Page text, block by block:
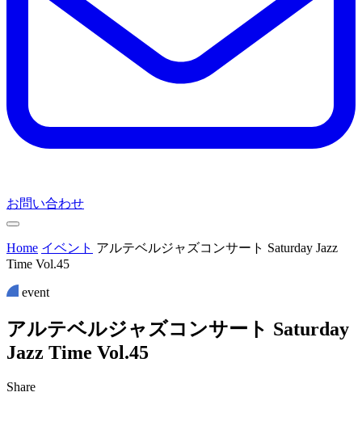
お問い合わせ
Home イベント アルテベルジャズコンサート Saturday Jazz
Time Vol.45
event
アルテベルジャズコ ンサー ト Saturday
Jazz Time Vol.45
Share